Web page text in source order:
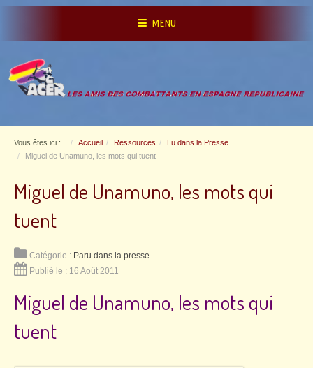
MENU
Vous êtes ici : Accueil Ressources
Lu dans la Presse
Miguel de Unamuno, les mots qui tuent
Miguel de Unamuno, les mots qui
tuent
Catégorie : Paru dans la presse
Publié le : 16 Août 2011
Miguel de Unamuno, les mots qui
tuent